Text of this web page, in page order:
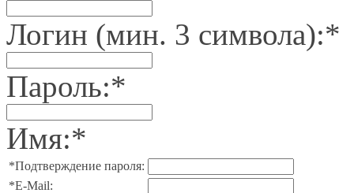
Логин (мин. 3 символа):*
Пароль:*
Имя:*
*Подтверждение пароля:
*E-Mail: